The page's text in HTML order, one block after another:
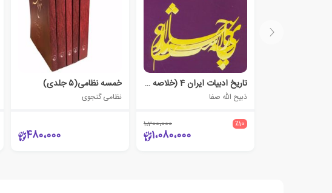
تاریخ ادبیات ایران 4 (خلاصه جلد پنجم)
ذبیح الله صفا
٪10 1،200،000
1،080،000
خمسه نظامی(۵ جلدی)
نظامی گنجوی
480،000